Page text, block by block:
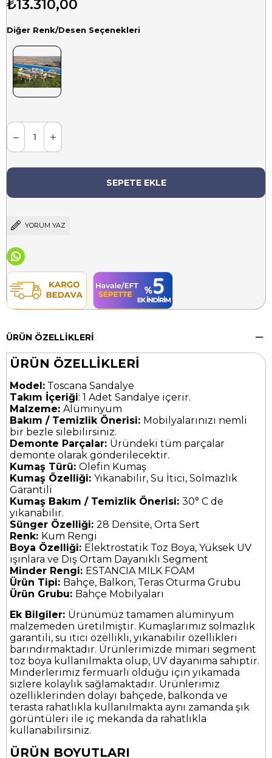
₺13.310,00
Diğer Renk/Desen Seçenekleri
YORUM YAZ
ÜRÜN ÖZELLIKLERI
ÜRÜN ÖZELLİKLERİ
Model: Toscana Sandalye
Takım İçeriği: 1 Adet Sandalye içerir.
Malzeme: Alüminyum
Bakım / Temizlik Önerisi: Mobilyalarınızı nemli
bir bezle silebilirsiniz.
Demonte Parçalar: Üründeki tüm parçalar
demonte olarak gönderilecektir.
Kumaş Türü: Olefin Kumaş
Kumaş Özelliği: Yıkanabilir, Su İtici, Solmazlık
Garantili
Kumaş Bakım / Temizlik Önerisi: 30° C de
yıkanabilir.
Sünger Özelliği: 28 Densite, Orta Sert
Renk: Kum Rengi
Boya Özelliği: Elektrostatik Toz Boya, Yüksek UV
ışınlara ve Dış Ortam Dayanıklı Segment
Minder Rengi: ESTANCIA MILK FOAM
Ürün Tipi: Bahçe, Balkon, Teras Oturma Grubu
Ürün Grubu: Bahçe Mobilyaları
Ek Bilgiler: Ürünümüz tamamen alüminyum
malzemeden üretilmiştir. Kumaşlarımız solmazlık
garantili, su itici özellikli, yıkanabilir özellikleri
barındırmaktadır. Ürünlerimizde mimari segment
toz boya kullanılmakta olup, UV dayanıma sahiptir.
Minderlerimiz fermuarlı olduğu için yıkamada
sizlere kolaylık sağlamaktadır. Ürünlerimiz
özelliklerinden dolayı bahçede, balkonda ve
terasta rahatlıkla kullanılmakta aynı zamanda şık
görüntüleri ile iç mekanda da rahatlıkla
kullanabilirsiniz.
ÜRÜN BOYUTLARI